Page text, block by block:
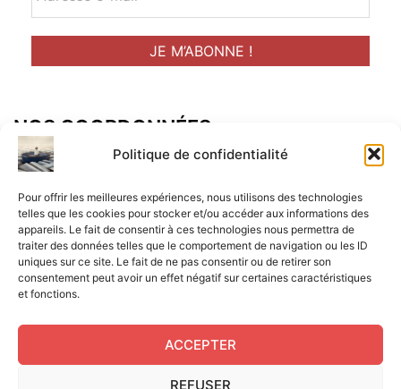
Politique de confidentialité
Pour offrir les meilleures expériences, nous utilisons des technologies
telles que les cookies pour stocker et/ou accéder aux informations des
appareils. Le fait de consentir à ces technologies nous permettra de
traiter des données telles que le comportement de navigation ou les ID
uniques sur ce site. Le fait de ne pas consentir ou de retirer son
consentement peut avoir un effet négatif sur certaines caractéristiques
et fonctions.
ACCEPTER
REFUSER
NOS COORDONNÉES
Adresse postal :
ALCF
34 Rue René Brunen
33950 LEGE CAP-FERRET
Mail :
contact@aperitif-litteraire-cap-ferret.fr